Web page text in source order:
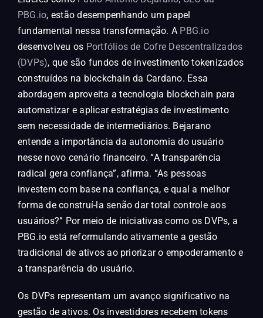
PBG.io, estão desempenhando um papel
fundamental nessa transformação. A PBG.io
desenvolveu os Portfólios de Cofre Descentralizados
(DVPs), que são fundos de investimento tokenizados
construídos na blockchain da Cardano. Essa
abordagem aproveita a tecnologia blockchain para
automatizar e aplicar estratégias de investimento
sem necessidade de intermediários. Bejarano
entende a importância da autonomia do usuário
nesse novo cenário financeiro. “A transparência
radical gera confiança”, afirma. “As pessoas
investem com base na confiança, e qual a melhor
forma de construí-la senão dar total controle aos
usuários?” Por meio de iniciativas como os DVPs, a
PBG.io está reformulando ativamente a gestão
tradicional de ativos ao priorizar o empoderamento e
a transparência do usuário.
Os DVPs representam um avanço significativo na
gestão de ativos. Os investidores recebem tokens